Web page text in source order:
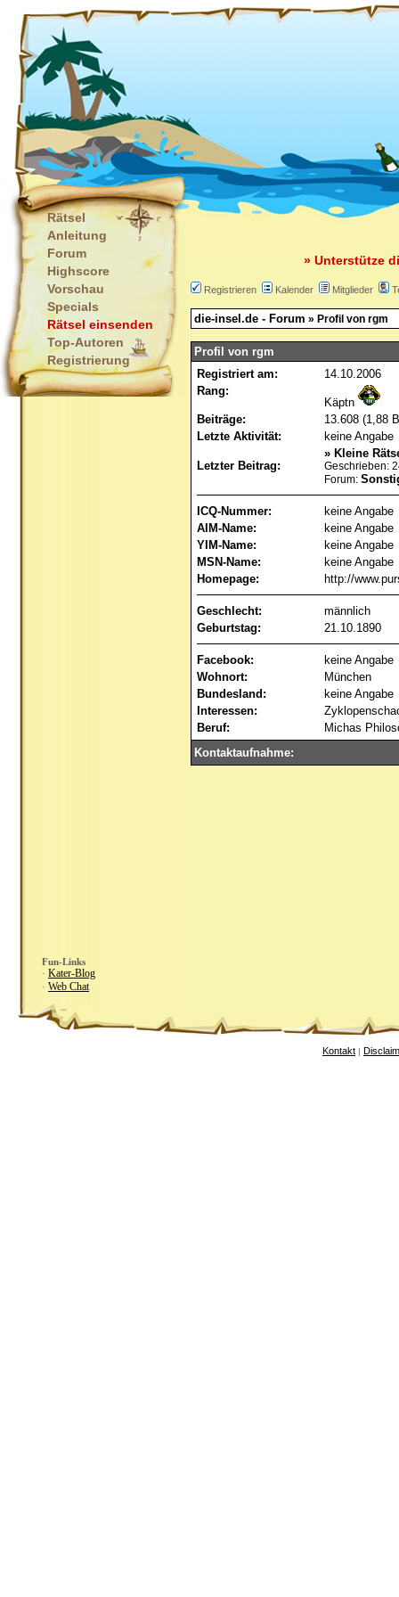
Rätsel
Anleitung
Forum
Highscore
Vorschau
Specials
Rätsel einsenden
Top-Autoren
Registrierung
Fun-Links
· Kater-Blog
· Web Chat
» Unterstütze
Registrieren Kalender Mitglieder
die-insel.de - Forum » Profil von rgm
Profil von rgm
Registriert am:
14.10.2006
Rang:
Käptn
Beiträge:
13.608 (1,88
Letzte Aktivität:
keine Angabe
Letzter Beitrag:
» Kleine
Geschrieben:
Forum:
ICQ-Nummer:
keine Angabe
AIM-Name:
keine Angabe
YIM-Name:
keine Angabe
MSN-Name:
keine Angabe
Homepage:
http://
Geschlecht:
männlich
Geburtstag:
21.10.1890
Facebook:
keine Angabe
Wohnort:
München
Bundesland:
keine Angabe
Interessen:
Beruf:
Michas
Kontaktaufnahme:
Kontakt |